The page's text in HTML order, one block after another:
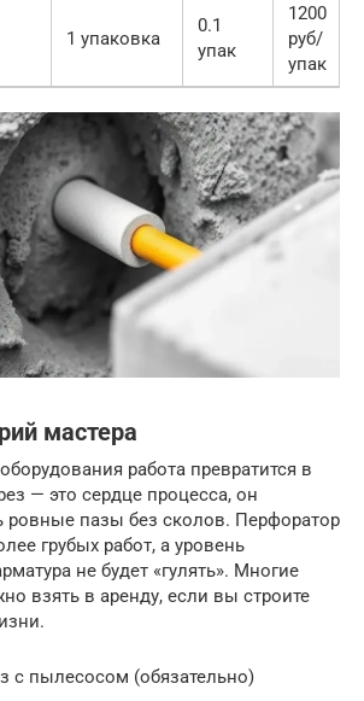
1 упаковка
0.1
упак
1200
руб/
упак
мастера
работа превратится в
— это сердце процесса, он
ровные пазы без сколов. Перфоратор
грубых работ, а уровень
не будет «гулять». Многие
взять в аренду, если вы строите
с пылесосом (обязательно)